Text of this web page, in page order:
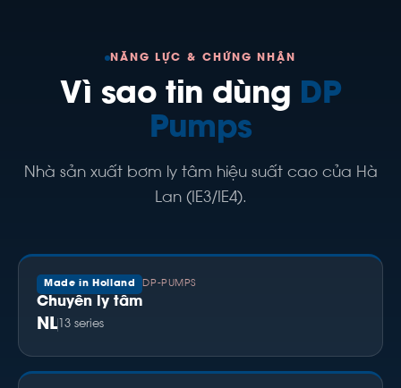
NĂNG LỰC & CHỨNG NHẬN
Vì sao tin dùng DP
Pumps
Nhà sản xuất bơm ly tâm hiệu suất cao của Hà
Lan (IE3/IE4).
Made in Holland DP-PUMPS
Chuyên ly tâm
NL 13 series